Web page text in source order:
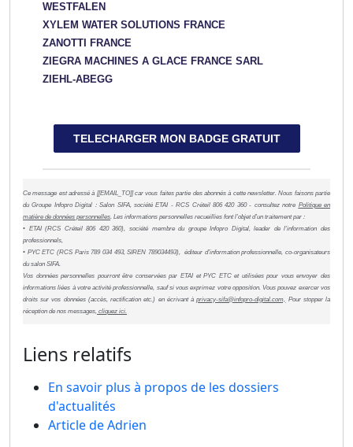
WESTFALEN
XYLEM WATER SOLUTIONS FRANCE
ZANOTTI FRANCE
ZIEGRA MACHINES A GLACE FRANCE SARL
ZIEHL-ABEGG
TELECHARGER MON BADGE GRATUIT
Ce message est adressé à [[EMAIL_TO]] car vous faites partie des abonnés à cette newsletter. Nous faisons partie
du Groupe Infopro Digital : Salon SIFA, société ETAI - RCS Créteil 806 420 360 - consultez notre Politique en
matière de données personnelles. Les informations personnelles recueillies font l’objet d’un traitement par :
• ETAI (RCS Créteil 806 420 360), société membre du groupe Infopro Digital, leader de l'information des
professionnels,
• PYC ETC (RCS Paris 789 034 493, SIREN 789034493), éditeur d’information professionnelle, co-organisateurs
du salon SIFA.
Vos données personnelles pourront être conservées par ETAI et PYC ETC et utilisées pour vous envoyer des
informations liées à votre activité professionnelle, sauf si vous exprimez votre opposition. Vous pouvez exercer vos
droits sur vos données (accès, rectification etc.) en écrivant àprivacy-sifa@infopro-digital.com, Pour stopper la
réception de nos messages, cliquez ici.
Liens relatifs
En savoir plus à propos de les dossiers
d'actualités
Article de Adrien